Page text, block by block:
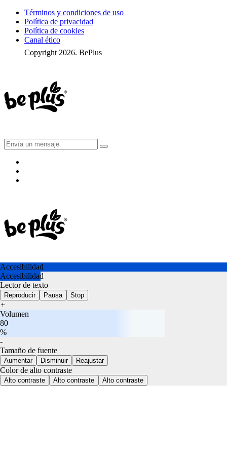
Términos y condiciones de uso
Política de privacidad
Política de cookies
Canal ético
Copyright 2026. BePlus